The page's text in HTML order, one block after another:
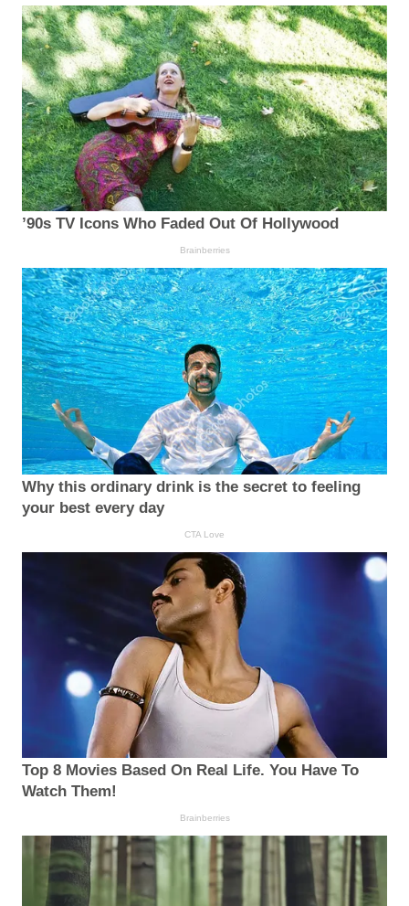
’90s TV Icons Who Faded Out Of Hollywood
Brainberries
Why this ordinary drink is the secret to feeling
your best every day
CTA Love
Top 8 Movies Based On Real Life. You Have To
Watch Them!
Brainberries